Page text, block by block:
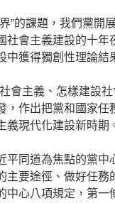
”的課題，我們黨
社會主義建設的十
中獲得獨創性理論結
會主義、怎樣建設
，作出把黨和國家
義現代化建設新時期
平同道為焦點的黨
主要途徑、做好任
中心八項規定，第一